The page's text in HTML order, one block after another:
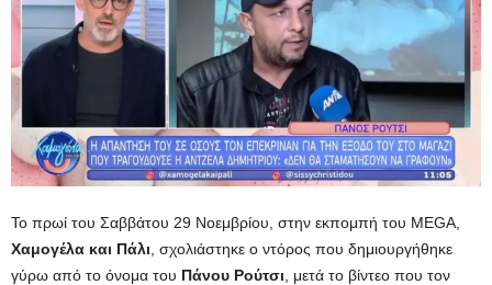
Το πρωί του Σαββάτου 29 Νοεμβρίου, στην εκπομπή του MEGA,
Χαμογέλα και Πάλι , σχολιάστηκε ο ντόρος που δημιουργήθηκε
γύρω από το όνομα του Πάνου Ρούτσι , μετά το βίντεο που τον